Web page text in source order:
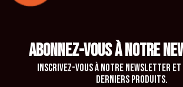
ABONNEZ-VOUS À NOTRE
Inscrivez-vous à notre newsletter et
derniers produits.